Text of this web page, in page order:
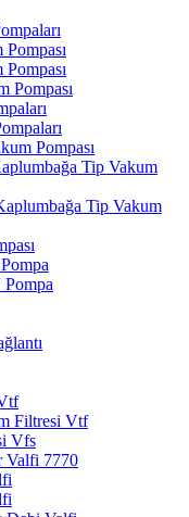
Pompası
Pompası
Tip Vakum
Tip Vakum
Filtresi Vtf
Vfs
Valfi 7770